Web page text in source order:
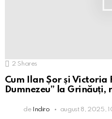
2 Shares
Cum Ilan Șor și Victoria
Dumnezeu” la Grinăuți,
de Indiro august 8, 2025,